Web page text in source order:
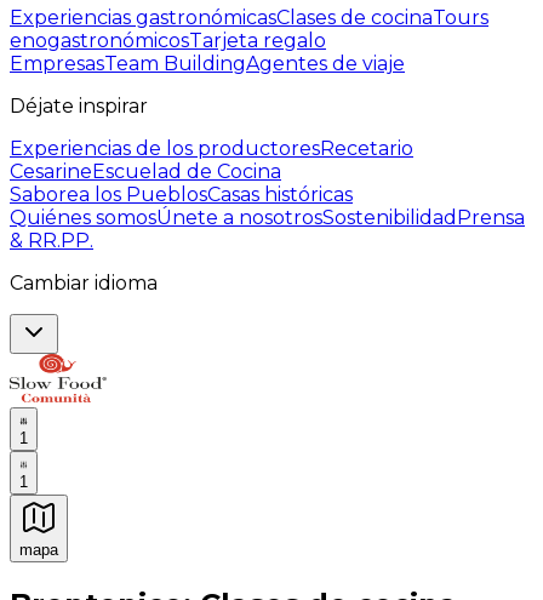
Experiencias gastronómicasClases de cocinaTours
enogastronómicosTarjeta regalo
EmpresasTeam BuildingAgentes de viaje
Déjate inspirar
Experiencias de los productoresRecetario
CesarineEscuelad de Cocina
Saborea los PueblosCasas históricas
Quiénes somosÚnete a nosotrosSostenibilidad Prensa
& RR.PP.
Cambiar idioma
1
1
mapa